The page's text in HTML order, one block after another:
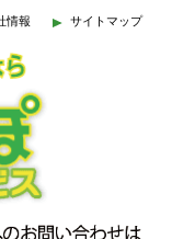
情報 サイトマップ